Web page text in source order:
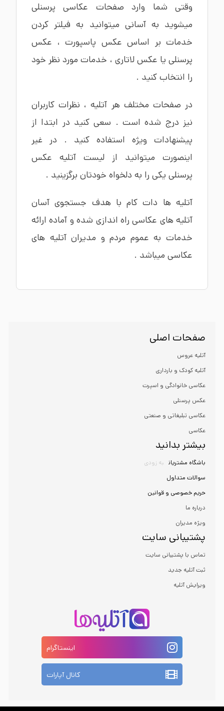
وقتی شما وارد صفحات عکاسی پرسنلی
میشوید به آسانی میتوانید به فیلتر کردن
خدمات بر اساس عکس پاسپورت ، عکس
پرسنلی یا عکس لاتاری ، خدمات مورد نظر خود
را انتخاب کنید .
در صفحات مختلف هر آتلیه ، نظرات کاربران
نیز درج شده است . سعی کنید در ابتدا از
پیشنهادات ویژه استفاده کنید . در غیر
اینصورت میتوانید از لیست آتلیه عکس
پرسنلی یکی را به دلخواه خودتان برگزینید .
آتلیه ها دات کام با هدف جستجوی آسان
آتلیه های عکاسی راه اندازی شده و آماده ارائه
خدمات به عموم مردم و مدیران آتلیه های
عکاسی میباشد .
صفحات اصلی
آتلیه عروس
آتلیه کودک و بارداری
عکاسی خانوادگی و اسپرت
عکس پرسنلی
عکاسی تبلیغاتی و صنعتی
عکاسی
بیشتر بدانید
باشگاه مشتریان به زودی
سوالات متداول
حریم خصوصی و قوانین
درباره ما
ویژه مدیران
پشتیبانی سایت
تماس با پشتیبانی سایت
ثبت آتلیه جدید
ویرایش آتلیه
اینستاگرام
کانال آپارات